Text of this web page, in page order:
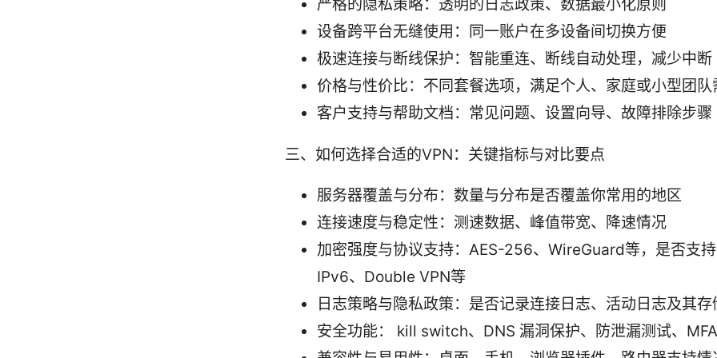
严格的隐私策略：透明的日志政策、数据最小化原则
设备跨平台无缝使用：同一账户在多设备间切换方便
极速连接与断线保护：智能重连、断线自动处理，减少中断
价格与性价比：不同套餐选项，满足个人、家庭或小型团队
客户支持与帮助文档：常见问题、设置向导、故障排除步骤
三、如何选择合适的VPN：关键指标与对比要点
服务器覆盖与分布：数量与分布是否覆盖你常用的地区
连接速度与稳定性：测速数据、峰值带宽、降速情况
加密强度与协议支持：AES-256、WireGuard等，是否支持
IPv6、Double VPN等
日志策略与隐私政策：是否记录连接日志、活动日志及其存
安全功能： kill switch、DNS 漏洞保护、防泄漏测试、MFA